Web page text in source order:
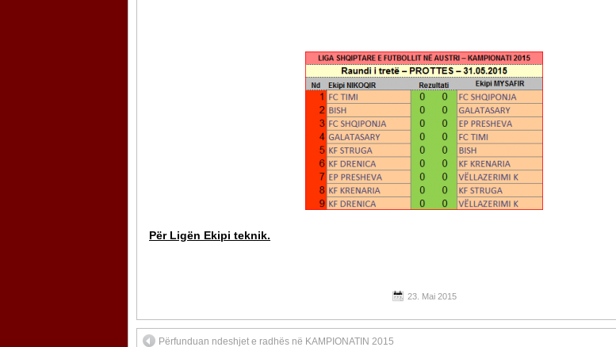
Për Ligën Ekipi teknik.
23. Mai 2015
Përfunduan ndeshjet e radhës në KAMPIONATIN 2015